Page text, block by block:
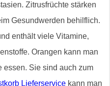
Zitrusfrüchte stärken
Gesundwerden behilflich.
enthält viele Vitamine,
Orangen kann man
essen. Sie sind auch zum
Lieferservice kann man